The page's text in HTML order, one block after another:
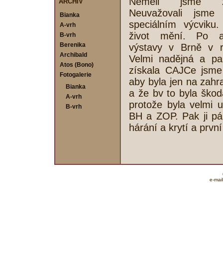
Bianka
A-vrh
B-vrh
Berenika
Archibald
Atos (Bono)
Fotogalerie
Bianka
A-vrh
B-vrh
Neuvažovali
speciálním
život mění. Po
výstavy v Brně v
Velmi nadějná a
získala CAJCe
aby byla jen na
a že bv to byla
protože byla velmi
BH a ZOP. Pak ji
hárání a krytí a
e-